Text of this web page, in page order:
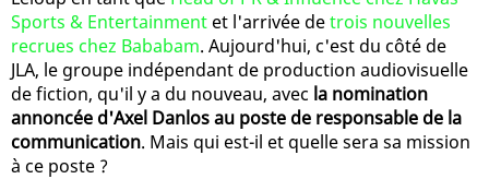
Sports & Entertainment et l'arrivée detrois nouvelles
recrues chez Bababam. Aujourd'hui, c'est du côté de
JLA, le groupe indépendant de production audiovisuelle
de fiction, qu'il y a du nouveau, avec la nomination
annoncée d'Axel Danlos au poste de responsable de la
communication. Mais qui est-il et quelle sera sa mission
à ce poste ?